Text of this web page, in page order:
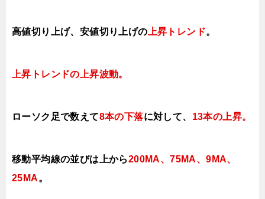
高値切り上げ、 安値切り上げの 上昇ト レンド。
上昇トレンドの上昇波動。
ローソク足で数えて8本の下落に対して、 13本の上昇。
移動平均線の並びは上から200MA、75MA、9MA、
25MA。